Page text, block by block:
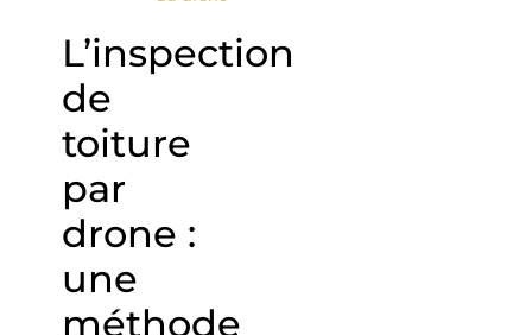
L’inspection
de
toiture
par
drone :
une
méthode